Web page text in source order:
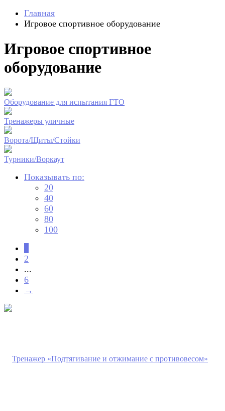
Главная
Игровое спортивное оборудование
Игровое спортивное
оборудование
Оборудование для испытания ГТО
Тренажеры уличные
Ворота/Щиты/Стойки
Турники/Воркаут
Показывать по:
20
40
60
80
100
2
...
6
→